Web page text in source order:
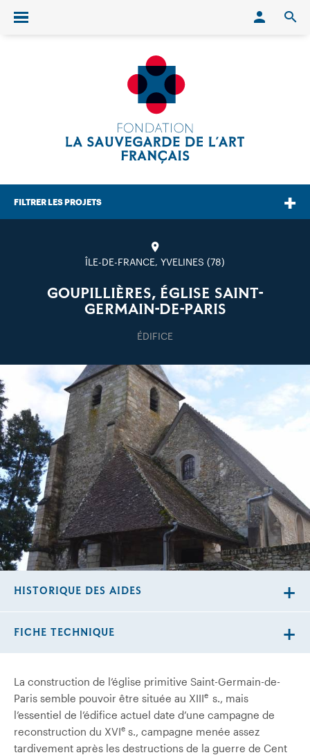
Ouvrir/fermer le menu
FILTRER LES PROJETS
ÎLE-DE-FRANCE, YVELINES (78)
GOUPILLIÈRES, ÉGLISE SAINT-
GERMAIN-DE-PARIS
ÉDIFICE
La construction de l’église primitive Saint-Germain-de-
Paris semble pouvoir être située au XIIIe s., mais
l’essentiel de l’édifice actuel date d’une campagne de
reconstruction du XVIe s., campagne menée assez
tardivement après les destructions de la guerre de Cent
HISTORIQUE DES AIDES
FICHE TECHNIQUE